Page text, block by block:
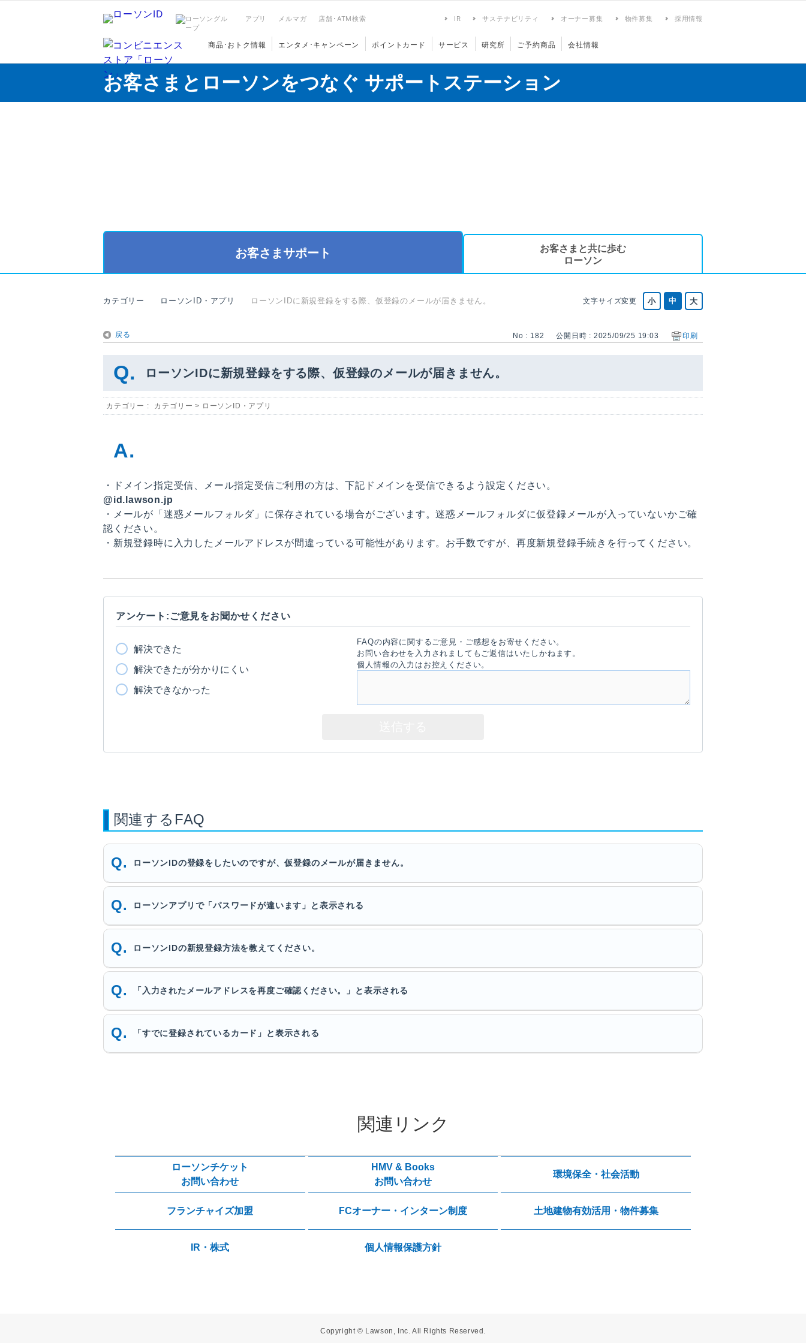
アプリ メルマガ 店舗･ATM検索 IR サステナビリティ オーナー募集 物件募集 採用情報
商品･おトク情報 エンタメ･キャンペーン ポイントカード サービス 研究所 ご予約商品 会社情報
お客さまとローソンをつなぐ サポートステーション
お客さまサポート
お客さまと共に歩む
ローソン
文字サイズ変更
カテゴリー ローソンID・アプリ ローソンIDに新規登録をする際、仮登録のメールが届きません。
戻る No : 182 公開日時 : 2025/09/25 19:03 印刷
ローソンIDに新規登録をする際、仮登録のメールが届きません。
カテゴリー : カテゴリー > ローソンID・アプリ
・ドメイン指定受信、メール指定受信ご利用の方は、下記ドメインを受信できるよう設定ください。
@id.lawson.jp
・メールが「迷惑メールフォルダ」に保存されている場合がございます。迷惑メールフォルダに仮登録メールが入っていないかご確
認ください。
・新規登録時に入力したメールアドレスが間違っている可能性があります。お手数ですが、再度新規登録手続きを行ってください。
アンケート:ご意見をお聞かせください
解決できた
解決できたが分かりにくい
解決できなかった
FAQの内容に関するご意見・ご感想をお寄せください。
お問い合わせを入力されましてもご返信はいたしかねます。
個人情報の入力はお控えください。
関連するFAQ
ローソンIDの登録をしたいのですが、仮登録のメールが届きません。
ローソンアプリで「パスワードが違います」と表示される
ローソンIDの新規登録方法を教えてください。
「入力されたメールアドレスを再度ご確認ください。」と表示される
「すでに登録されているカード」と表示される
関連リンク
ローソンチケット
お問い合わせ
HMV & Books
お問い合わせ
環境保全・社会活動
フランチャイズ加盟 FCオーナー・インターン制度 土地建物有効活用・物件募集
IR・株式 個人情報保護方針
Copyright © Lawson, Inc. All Rights Reserved.